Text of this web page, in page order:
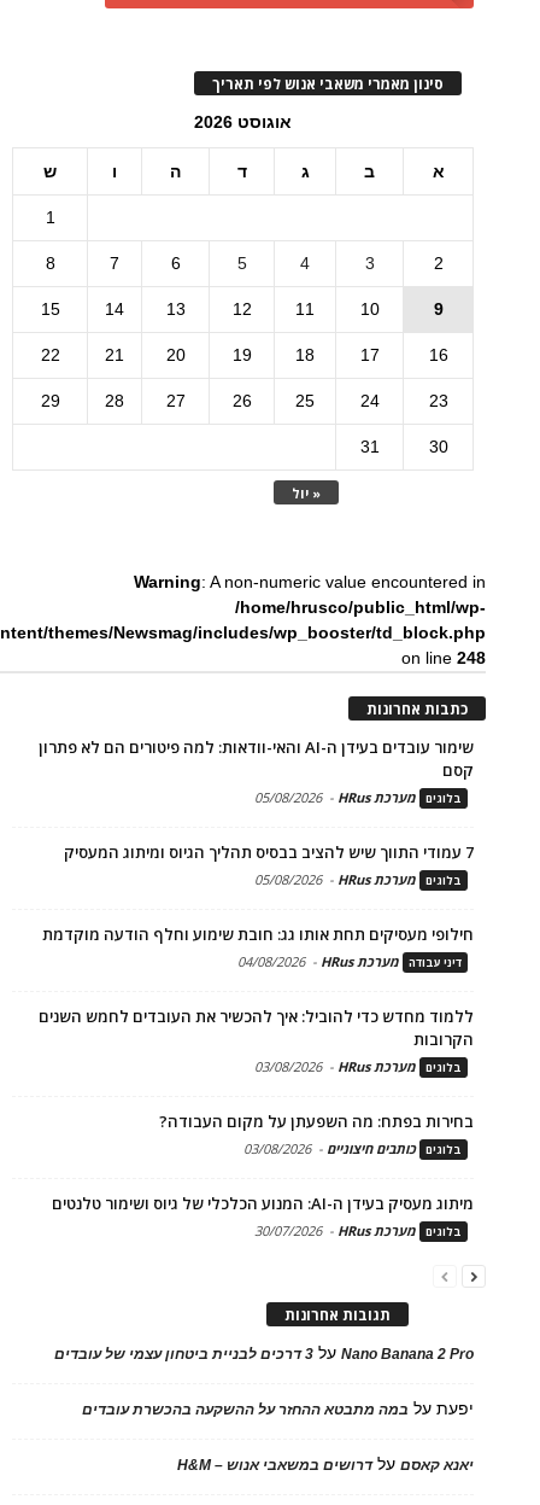
סינון מאמרי משאבי אנוש לפי תאריך
אוגוסט 2026
א ב ג ד ה ו ש
« יול
1
2
3
4
5
6
7
8
9
10
11
12
13
14
15
16
17
18
19
20
21
22
23
24
25
26
27
28
29
30
31
Warning: A non-numeric value encountered in
/home/hrusco/public_html/wp-
themes/Newsmag/includes/wp_booster/td_block.php
on line248
כתבות אחרונות
שימור עובדים בעידן ה-AI והאי-וודאות: למה פיטורים הם לא פתרון
קסם
בלוגים מערכת HRus -
05/08/2026
7 עמודי התווך שיש להציב בבסיס תהליך הגיוס ומיתוג המעסיק
בלוגים מערכת HRus -
05/08/2026
חילופי מעסיקים תחת אותו גג: חובת שימוע וחלף הודעה מוקדמת
דיני עבודה מערכת HRus -
04/08/2026
ללמוד מחדש כדי להוביל: איך להכשיר את העובדים לחמש השנים
הקרובות
בלוגים מערכת HRus -
03/08/2026
בחירות בפתח: מה השפעתן על מקום העבודה?
בלוגים כותבים חיצוניים -
03/08/2026
מיתוג מעסיק בעידן ה-AI: המנוע הכלכלי של גיוס ושימור טלנטים
בלוגים מערכת HRus -
30/07/2026
תגובות אחרונות
Nano Banana 2 Proעל 3 דרכים לבניית ביטחון עצמי של עובדים
יפעתעל במה מתבטא ההחזר על ההשקעה בהכשרת עובדים
יאנא קאסםעלדרושים במשאבי אנוש – H&M